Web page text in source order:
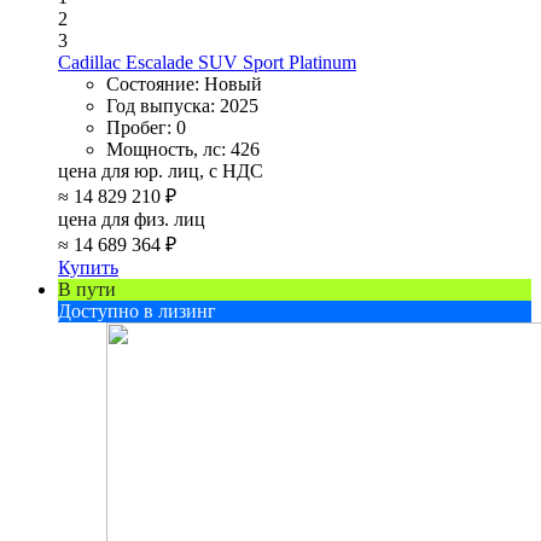
2
3
Cadillac Escalade SUV Sport Platinum
Состояние: Новый
Год выпуска: 2025
Пробег: 0
Мощность, лс: 426
цена для юр. лиц, с НДС
≈ 14 829 210 ₽
цена для физ. лиц
≈ 14 689 364 ₽
Купить
В пути
Доступно в лизинг